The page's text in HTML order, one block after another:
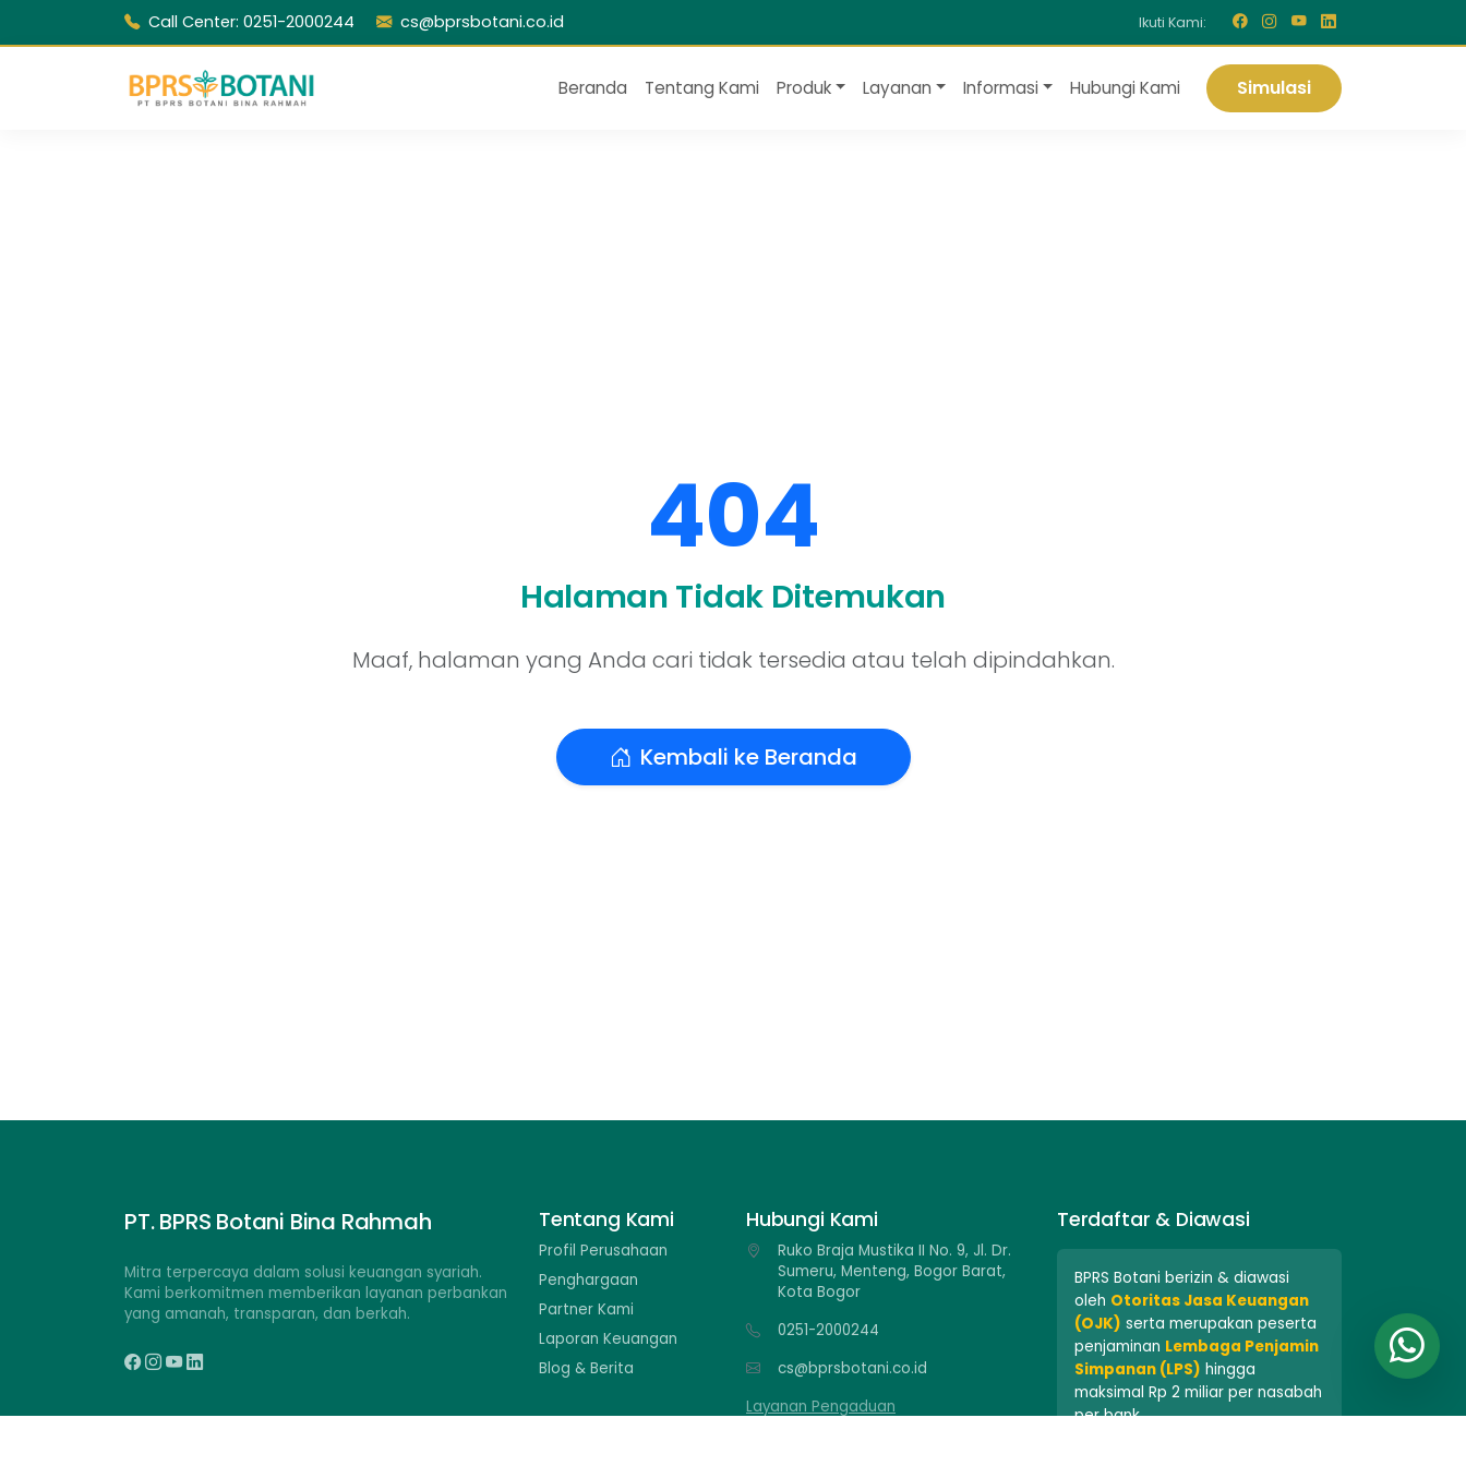
Call Center: 0251-2000244 cs@bprsbotani.co.id Ikuti Kami:
Beranda Tentang Kami Produk Layanan Informasi Hubungi Kami Simulasi
404
Halaman Tidak Ditemukan
Maaf, halaman yang Anda cari tidak tersedia atau telah dipindahkan.
Kembali ke Beranda
PT. BPRS Botani Bina Rahmah
Mitra terpercaya dalam solusi keuangan syariah.
Kami berkomitmen memberikan layanan perbankan
yang amanah, transparan, dan berkah.
Tentang Kami
Profil Perusahaan
Penghargaan
Partner Kami
Laporan Keuangan
Blog & Berita
Hubungi Kami
Ruko Braja Mustika II No. 9, Jl. Dr.
Sumeru, Menteng, Bogor Barat,
Kota Bogor
0251-2000244
cs@bprsbotani.co.id
Layanan Pengaduan
Terdaftar & Diawasi
BPRS Botani berizin & diawasi
oleh Otoritas Jasa Keuangan
(OJK) serta merupakan peserta
penjaminan Lembaga Penjamin
Simpanan (LPS) hingga
maksimal Rp 2 miliar per nasabah
per bank.